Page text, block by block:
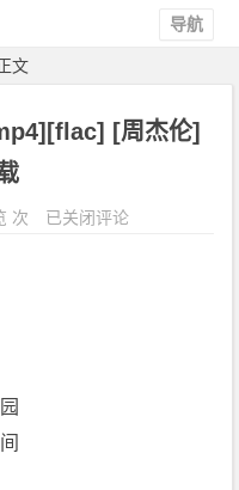
导航
文
[周杰伦]
次
《世
已关闭评论